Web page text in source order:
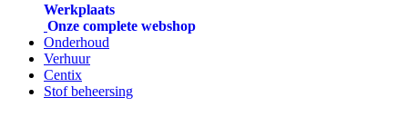
Werkplaats
Onze complete webshop
Onderhoud
Verhuur
Centix
Stof beheersing